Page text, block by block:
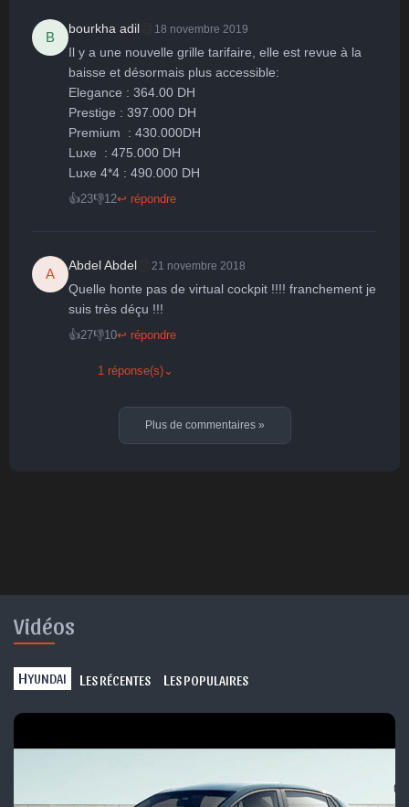
B
bourkha adil 18 novembre 2019
Il y a une nouvelle grille tarifaire, elle est revue à la
baisse et désormais plus accessible:
Elegance : 364.00 DH
Prestige : 397.000 DH
Premium  : 430.000DH
Luxe  : 475.000 DH
👍23👎12↩ répondre
A
Abdel Abdel 21 novembre 2018
Quelle honte pas de virtual cockpit !!!! franchement je
suis très déçu !!!
👍27👎10↩ répondre
1 réponse(s) ⌄
Plus de commentaires »
Vidéos
HYUNDAI L ES RÉCENTES L ES POPULAIRES